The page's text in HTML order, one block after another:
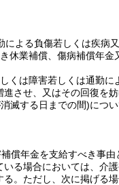
よる負傷若しくは疾病
休業補償、傷病補償年金
くは障害若しくは通勤
させ、又はその回復を
滅する日までの間)につ
償年金を支給すべき事
る場合においては、介
。 ただし、次に掲げる